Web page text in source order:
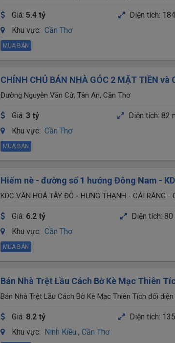
Giá: 5.4 tỷ Diện tích:
Khu vực: Cần Thơ
MUA BÁN
CHÍNH CHỦ BÁN NHÀ GÓC 2 MẶT TIỀN và
MINI HOUSE – QUẬN NINH KIỀU, CẦN THƠ
Đường Nguyễn Văn Cừ, Tân An, Cần Thơ
Giá: 3 tỷ Diện tích: 82
Khu vực: Cần Thơ
MUA BÁN
Hiếm nè - đường số 1 hướng Đông Nam -
NHÀ ĐẸP 3 TẦNG HIỆN ĐẠI
KDC VĂN HOÁ TÂY ĐÔ - HƯNG THẠNH - CÁI RĂNG -
Giá: 6.2 tỷ Diện tích: 80
Khu vực: Cần Thơ
MUA BÁN
Bán Nhà Trệt Lầu Cách Bờ Kè Mạc Thiên
Thơ 50m - Thông hẻm 15 Trần Văn Hoài
Bán Nhà Trệt Lầu Cách Bờ Kè Mạc Thiên Tích đối
Giá: 8.2 tỷ Diện tích:
Khu vực: Ninh Kiều , Cần Thơ